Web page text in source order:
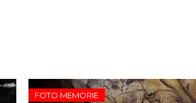
FOTO MEMORIE